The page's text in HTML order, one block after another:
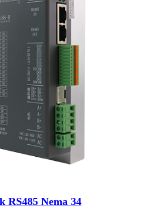
RS485 Nema 34